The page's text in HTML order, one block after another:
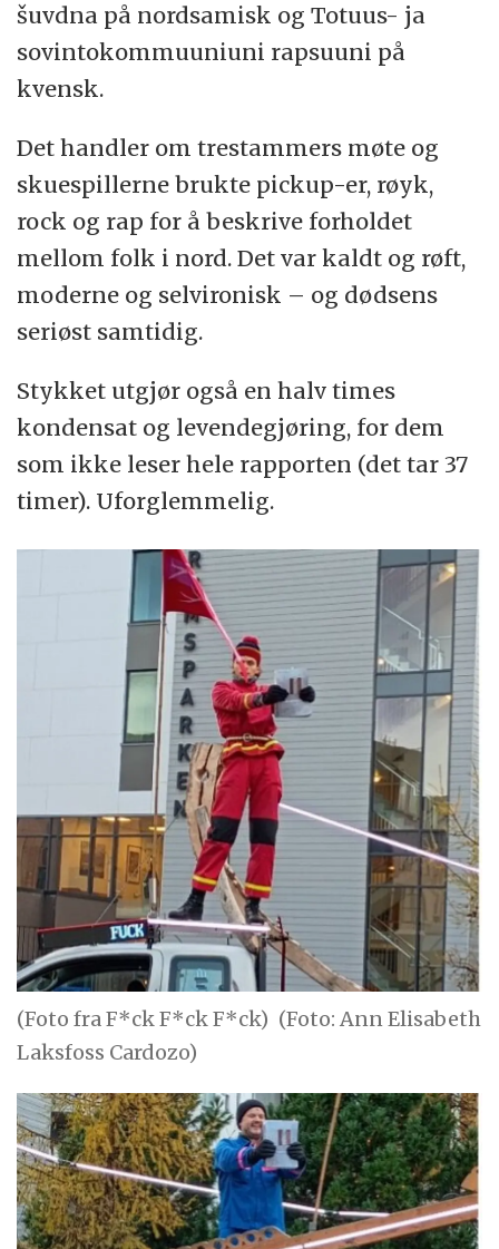
šuvdna på nordsamisk og Totuus- ja
sovintokommuuniuni rapsuuni på
kvensk.
Det handler om trestammers møte og
skuespillerne brukte pickup-er, røyk,
rock og rap for å beskrive forholdet
mellom folk i nord. Det var kaldt og røft,
moderne og selvironisk – og dødsens
seriøst samtidig.
Stykket utgjør også en halv times
kondensat og levendegjøring, for dem
som ikke leser hele rapporten (det tar 37
timer). Uforglemmelig.
(Foto fra F*ck F*ck F*ck) (Foto: Ann Elisabeth
Laksfoss Cardozo)